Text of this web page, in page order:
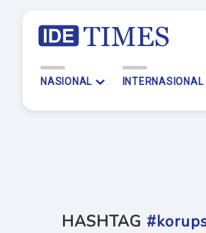
NASIONAL INTERNASIONAL
HASHTAG